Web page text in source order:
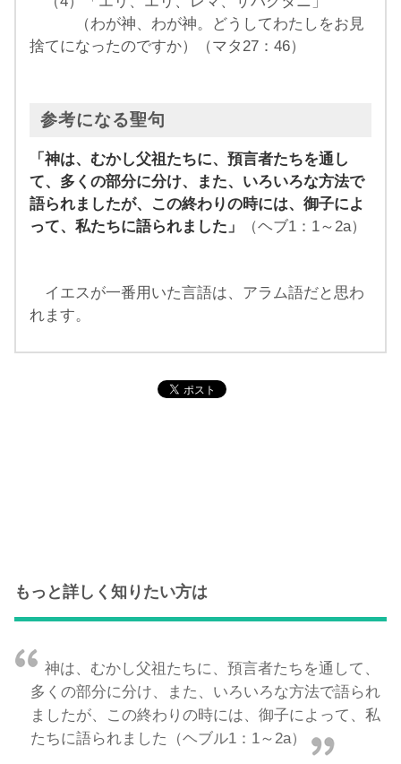
（わが神、わが神。どうしてわたしをお見
捨てになったのですか）（マタ27：46）
参考になる聖句
「神は、むかし父祖たちに、預言者たちを通し
て、多くの部分に分け、また、いろいろな方法で
語られましたが、この終わりの時には、御子によ
って、私たちに語られました」
（ヘブ1：1～2a）
イエスが一番用いた言語は、アラム語だと思わ
れます。
もっと詳しく知りたい方は
神は、むかし父祖たちに、預言者たちを通して、
多くの部分に分け、また、いろいろな方法で語られ
ましたが、この終わりの時には、御子によって、私
たちに語られました（ヘブル1：1～2a）